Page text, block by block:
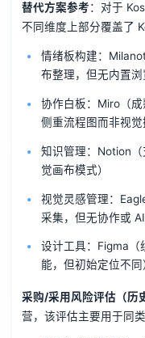
替代方案参考：对于
不同维度上部分覆盖了
情绪板构建：
布整理，但无内置浏
协作白板：Miro（
侧重流程图而非视觉
知识管理：Notion
觉画布模式）
视觉灵感管理：
采集，但无协作或 AI
设计工具：Figma（
能，但初始定位不同
采购/采用风险评估（历
营，该评估主要用于同